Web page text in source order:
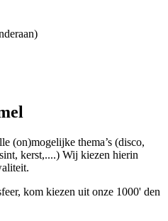
(on)mogelijke thema’s (disco,
kerst,....) Wij kiezen hierin
kom kiezen uit onze 1000' den